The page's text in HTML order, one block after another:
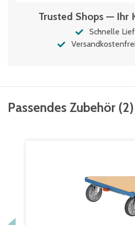
Trusted Shops — Ihr
Schnelle
Passendes Zubehör (2)